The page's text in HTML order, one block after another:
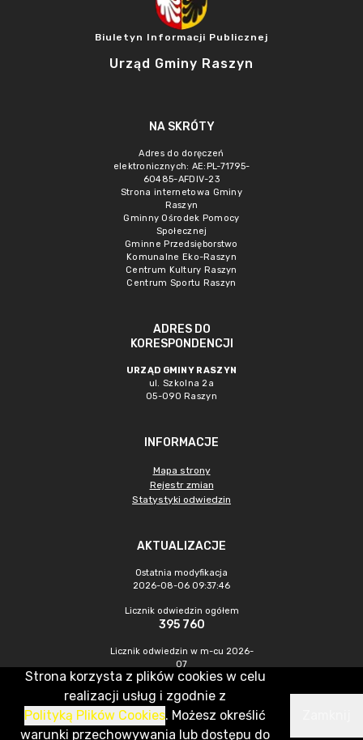
Biuletyn Informacji Publicznej
Urząd Gminy Raszyn
NA SKRÓTY
Adres do doręczeń
elektronicznych: AE:PL-71795-
60485-AFDIV-23
Strona internetowa Gminy
Raszyn
Gminny Ośrodek Pomocy
Społecznej
Gminne Przedsięborstwo
Komunalne Eko-Raszyn
Centrum Kultury Raszyn
Centrum Sportu Raszyn
ADRES DO
KORESPONDENCJI
URZĄD GMINY RASZYN
ul. Szkolna 2a
05-090 Raszyn
INFORMACJE
Mapa strony
Rejestr zmian
Statystyki odwiedzin
AKTUALIZACJE
Ostatnia modyfikacja
2026-08-06 09:37:46
Licznik odwiedzin ogółem
395 760
Licznik odwiedzin w m-cu 2026-
07
1 071
CMS & Hosting: Nefeni Sp. z o.o.
Strona korzysta z plików cookies w celu
realizacji usług i zgodnie z
Polityką Plików Cookies. Możesz określić
warunki przechowywania lub dostępu do